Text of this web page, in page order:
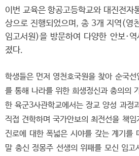
이번 교육은 항공고등학교와 대진전자
상으로 진행되었으며, 총 3개 지역(영
임고서원)을 방문하여 다양한 안보·
졌다.
학생들은 먼저 영천호국원을 찾아 순국
를 통해 나라를 위한 희생정신과 충의의
한 육군3사관학교에서는 장교 양성 과정
직접 견학하며 국가안보의 최전선을 책
진로에 대한 폭넓은 시야를 갖는 계기를
말 충신 정몽주 선생의 위패를 모신 임고